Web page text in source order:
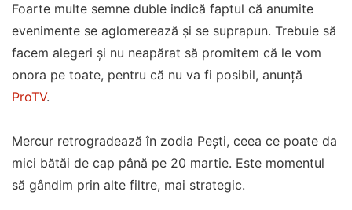
Foarte multe semne duble indică faptul că anumite
evenimente se aglomerează și se suprapun. Trebuie să
facem alegeri și nu neapărat să promitem că le vom
onora pe toate, pentru că nu va fi posibil, anunță
ProTV.
Mercur retrogradează în zodia Pești, ceea ce poate da
mici bătăi de cap până pe 20 martie. Este momentul
să gândim prin alte filtre, mai strategic.